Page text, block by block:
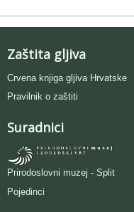
Zaštita gljiva
Crvena knjiga gljiva Hrvatske
Pravilnik o zaštiti
Suradnici
Prirodoslovni muzej - Split
Pojedinci